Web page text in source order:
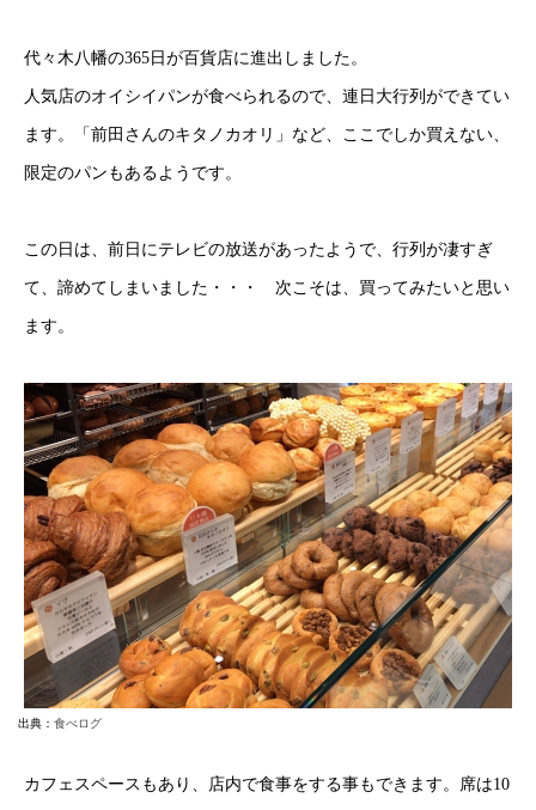
代々木八幡の365日が百貨店に進出しました。
人気店のオイシイパンが食べられるので、連日大行列ができてい
ます。「前田さんのキタノカオリ」など、ここでしか買えない、
限定のパンもあるようです。
この日は、前日にテレビの放送があったようで、行列が凄すぎ
て、諦めてしまいました・・・ 次こそは、買ってみたいと思い
ます。
出典： 食べログ
カフェスペースもあり、店内で食事をする事もできます。席は10